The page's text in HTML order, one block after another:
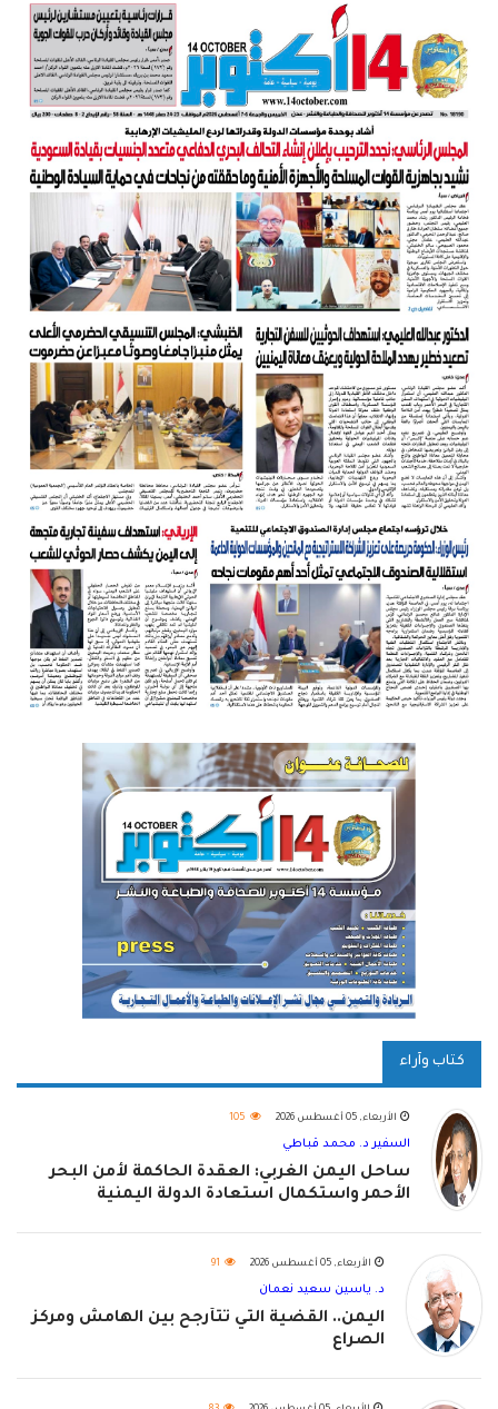
كتاب وآراء
الأربعاء, 05 أغسطس 2026 105
السفير د. محمد قباطي
ساحل اليمن الغربي: العقدة الحاكمة لأمن البحر
الأحمر واستكمال استعادة الدولة اليمنية
الأربعاء, 05 أغسطس 2026 91
د. ياسين سعيد نعمان
اليمن.. القضية التي تتأرجح بين الهامش ومركز
الصراع